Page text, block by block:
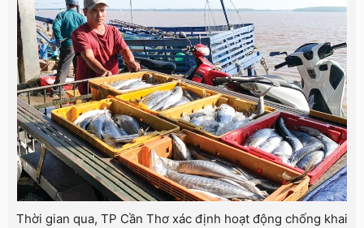
Thời gian qua, TP Cần Thơ xác định hoạt động chống khai